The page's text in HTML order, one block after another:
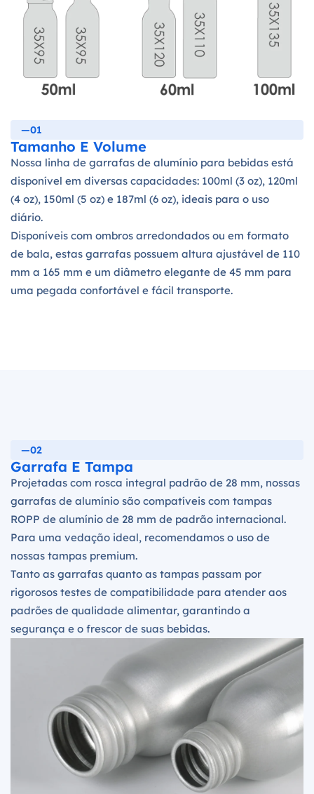
—01
Tamanho E Volume
Nossa linha de garrafas de alumínio para bebidas está
disponível em diversas capacidades: 100ml (3 oz), 120ml
(4 oz), 150ml (5 oz) e 187ml (6 oz), ideais para o uso
diário.
Disponíveis com ombros arredondados ou em formato
de bala, estas garrafas possuem altura ajustável de 110
mm a 165 mm e um diâmetro elegante de 45 mm para
uma pegada confortável e fácil transporte.
—02
Garrafa E Tampa
Projetadas com rosca integral padrão de 28 mm, nossas
garrafas de alumínio são compatíveis com tampas
ROPP de alumínio de 28 mm de padrão internacional.
Para uma vedação ideal, recomendamos o uso de
nossas tampas premium.
Tanto as garrafas quanto as tampas passam por
rigorosos testes de compatibilidade para atender aos
padrões de qualidade alimentar, garantindo a
segurança e o frescor de suas bebidas.